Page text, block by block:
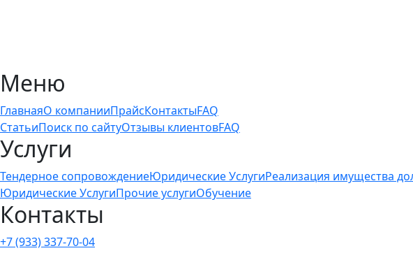
Меню
ГлавнаяО компанииПрайсКонтактыFAQ
СтатьиПоиск по сайтуОтзывы клиентовFAQ
Услуги
Тендерное сопровождениеЮридические УслугиРеализация имущества
Юридические УслугиПрочие услугиОбучение
Контакты
+7 (933) 337-70-04